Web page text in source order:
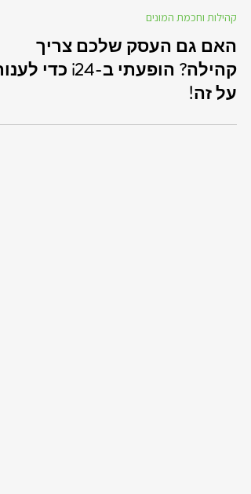
Galit Ganor
קהילות וחכמת המונים
האם גם העסק שלכם צריך